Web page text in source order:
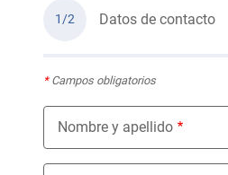
1/2 Datos de contacto
*Campos obligatorios
Nombre y apellido